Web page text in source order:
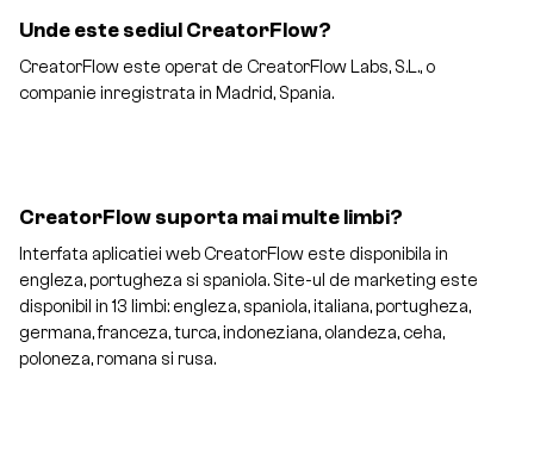
Unde este sediul CreatorFlow?
CreatorFlow este operat de CreatorFlow Labs, S.L., o
companie inregistrata in Madrid, Spania.
CreatorFlow suporta mai multe limbi?
Interfata aplicatiei web CreatorFlow este disponibila in
engleza, portugheza si spaniola. Site-ul de marketing este
disponibil in 13 limbi: engleza, spaniola, italiana, portugheza,
germana, franceza, turca, indoneziana, olandeza, ceha,
poloneza, romana si rusa.